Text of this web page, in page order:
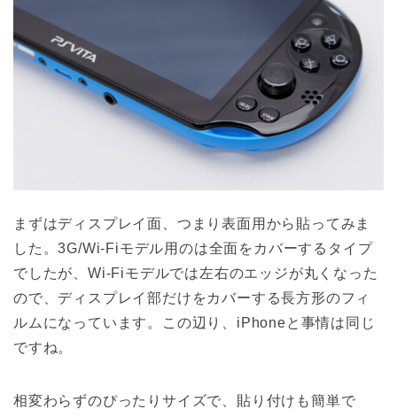
まずはディスプレイ面、つまり表面用から貼ってみま
した。3G/Wi-Fiモデル用のは全面をカバーするタイプ
でしたが、Wi-Fiモデルでは左右のエッジが丸くなった
ので、ディスプレイ部だけをカバーする長方形のフィ
ルムになっています。この辺り、iPhoneと事情は同じ
ですね。
相変わらずのぴったりサイズで、貼り付けも簡単で